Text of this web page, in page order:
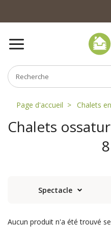
Page d'accueil Chalets
Chalets
Spectacle
Aucun produit n'a été trouvé